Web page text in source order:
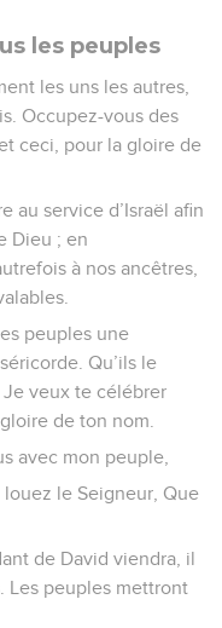
les peuples
les uns les autres,
Occupez-vous des
ceci, pour la gloire de
au service d’Israël afin
Dieu ; en
à nos ancêtres,
peuples une
Qu’ils le
veux te célébrer
de ton nom.
avec mon peuple,
le Seigneur, Que
de David viendra, il
Les peuples mettront